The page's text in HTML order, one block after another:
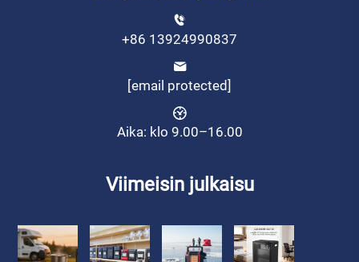
+86 13924990837
[email protected]
Aika: klo 9.00–16.00
Viimeisin julkaisu